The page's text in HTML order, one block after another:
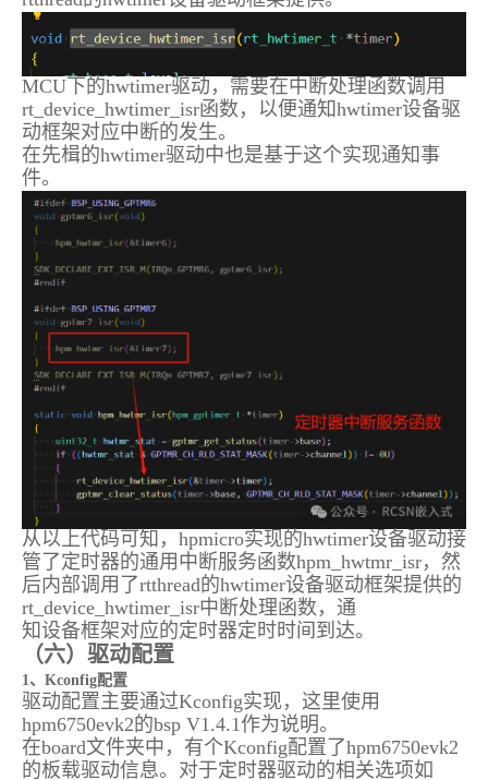
MCU下的hwtimer驱动，需要在中断处理函数调用
rt_device_hwtimer_isr函数，以便通知hwtimer设备驱
动框架对应中断的发生。
在先楫的hwtimer驱动中也是基于这个实现通知事
件。
从以上代码可知，hpmicro实现的hwtimer设备驱动接
管了定时器的通用中断服务函数hpm_hwtmr_isr，然
后内部调用了rtthread的hwtimer设备驱动框架提供的
rt_device_hwtimer_isr中断处理函数，通
知设备框架对应的定时器定时时间到达。
（六）驱动配置
1、Kconfig配置
驱动配置主要通过Kconfig实现，这里使用
hpm6750evk2的bsp V1.4.1作为说明。
在board文件夹中，有个Kconfig配置了hpm6750evk2
的板载驱动信息。对于定时器驱动的相关选项如